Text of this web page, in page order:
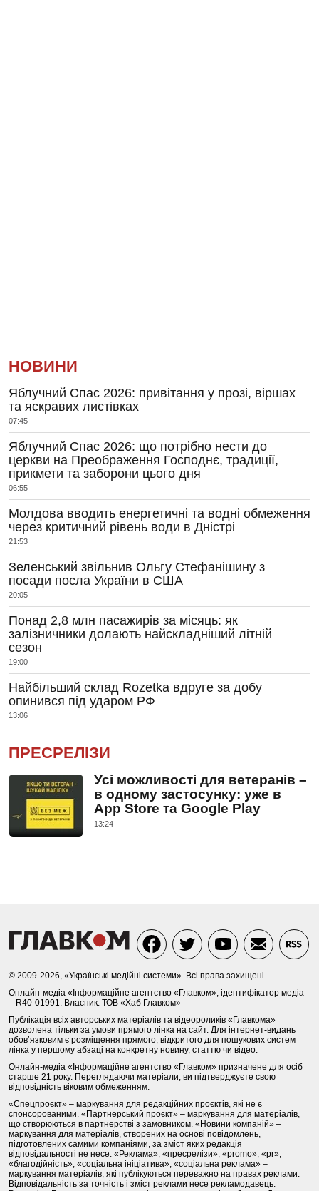
НОВИНИ
Яблучний Спас 2026: привітання у прозі, віршах
та яскравих листівках
07:45
Яблучний Спас 2026: що потрібно нести до
церкви на Преображення Господнє, традиції,
прикмети та заборони цього дня
06:55
Молдова вводить енергетичні та водні обмеження
через критичний рівень води в Дністрі
21:53
Зеленський звільнив Ольгу Стефанішину з
посади посла України в США
20:05
Понад 2,8 млн пасажирів за місяць: як
залізничники долають найскладніший літній
сезон
19:00
Найбільший склад Rozetka вдруге за добу
опинився під ударом РФ
13:06
ПРЕСРЕЛІЗИ
Усі можливості для ветеранів –
в одному застосунку: уже в
App Store та Google Play
13:24
© 2009-2026, «Українські медійні системи». Всі права захищені
Онлайн-медіа «Інформаційне агентство «Главком», ідентифікатор медіа
– R40-01991. Власник: ТОВ «Хаб Главком»
Публікація всіх авторських матеріалів та відеороликів «Главкома»
дозволена тільки за умови прямого лінка на сайт. Для інтернет-видань
обов’язковим є розміщення прямого, відкритого для пошукових систем
лінка у першому абзаці на конкретну новину, статтю чи відео.
Онлайн-медіа «Інформаційне агентство «Главком» призначене для осіб
старше 21 року. Переглядаючи матеріали, ви підтверджуєте свою
відповідність віковим обмеженням.
«Спецпроєкт» – маркування для редакційних проєктів, які не є
спонсорованими. «Партнерський проєкт» – маркування для матеріалів,
що створюються в партнерстві з замовником. «Новини компаній» –
маркування для матеріалів, створених на основі повідомлень,
підготовлених самими компаніями, за зміст яких редакція
відповідальності не несе. «Реклама», «пресрелізи», «promo», «pr»,
«благодійність», «соціальна ініціатива», «соціальна реклама» –
маркування матеріалів, які публікуються переважно на правах реклами.
Відповідальність за точність і зміст реклами несе рекламодавець.